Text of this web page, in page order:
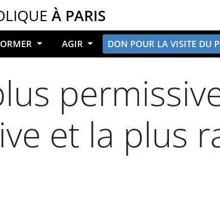
À PARIS
AGIR DON POUR LA VISITE DU
et la plus